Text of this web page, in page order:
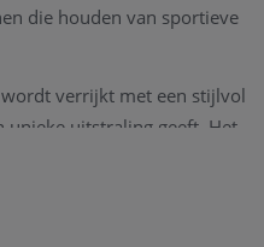
die houden van sportieve
verrijkt met een stijlvol
uitstraling geeft. Het
krasbestendig